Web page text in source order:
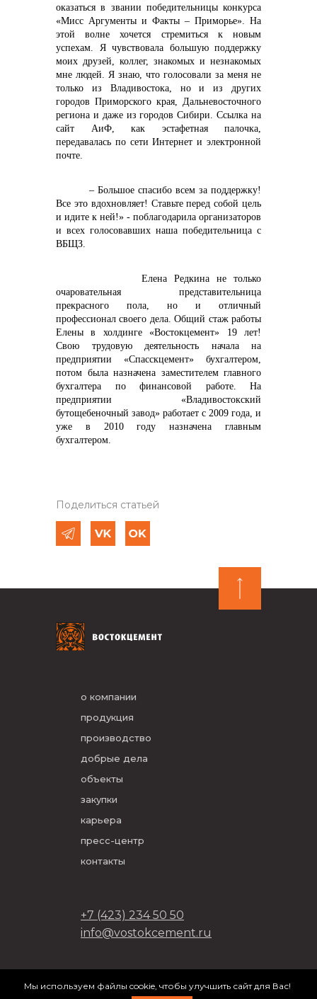
info@vostokcement.ru
оказаться в звании победительницы конкурса
«Мисс Аргументы и Факты – Приморье». На
этой волне хочется стремиться к новым
успехам. Я чувствовала большую поддержку
моих друзей, коллег, знакомых и незнакомых
мне людей. Я знаю, что голосовали за меня не
только из Владивостока, но и из других
городов Приморского края, Дальневосточного
региона и даже из городов Сибири. Ссылка на
сайт АиФ, как эстафетная палочка,
передавалась по сети Интернет и электронной
почте.
– Большое спасибо всем за поддержку!
Все это вдохновляет! Ставьте перед собой цель
и идите к ней!» - поблагодарила организаторов
и всех голосовавших наша победительница с
ВБЩЗ.
Елена Редкина не только
очаровательная представительница
прекрасного пола, но и отличный
профессионал своего дела. Общий стаж работы
Елены в холдинге «Востокцемент» 19 лет!
Свою трудовую деятельность начала на
предприятии «Спасскцемент» бухгалтером,
потом была назначена заместителем главного
бухгалтера по финансовой работе. На
предприятии «Владивостокский
бутощебеночный завод» работает с 2009 года, и
уже в 2010 году назначена главным
бухгалтером.
Поделиться статьей
о компании
продукция
производство
добрые дела
объекты
закупки
карьера
пресс-центр
контакты
+7 (423) 234 50 50
info@vostokcement.ru
разработано вDVIGA
Мы используем файлы cookie, чтобы улучшить сайт для Вас!